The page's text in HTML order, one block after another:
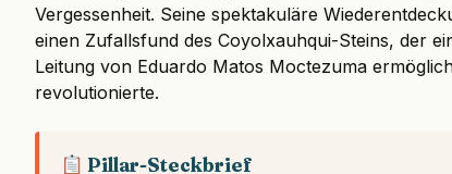
Vergessenheit. Seine spektakuläre
einen Zufallsfund des Coyolxauhqui-Steins, der
Leitung von Eduardo Matos Moctezuma
revolutionierte.
Pillar-Steckbrief